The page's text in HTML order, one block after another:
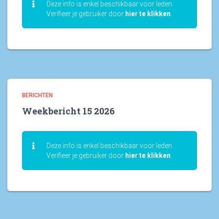
Deze info is enkel beschikbaar voor leden.
Verifieer je gebruiker door hier te klikken
BERICHTEN
Weekbericht 15 2026
Deze info is enkel beschikbaar voor leden.
Verifieer je gebruiker door hier te klikken